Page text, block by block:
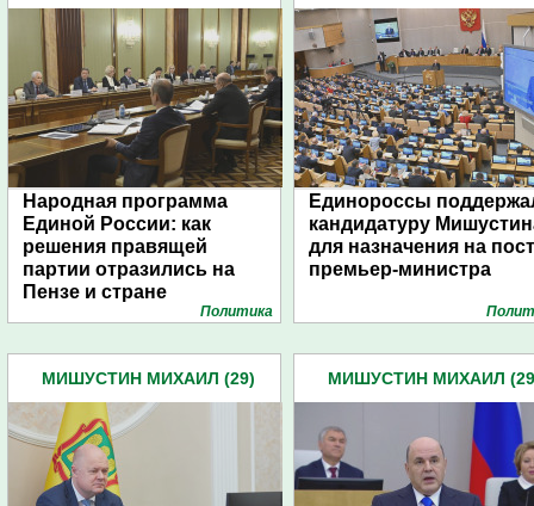
Народная программа
Единой России: как
решения правящей
партии отразились на
Пензе и стране
Политика
Единороссы
кандидатуру
для назначения на пост
премьер-министра
МИШУСТИН МИХАИЛ (29) МИШУСТИН МИХАИЛ